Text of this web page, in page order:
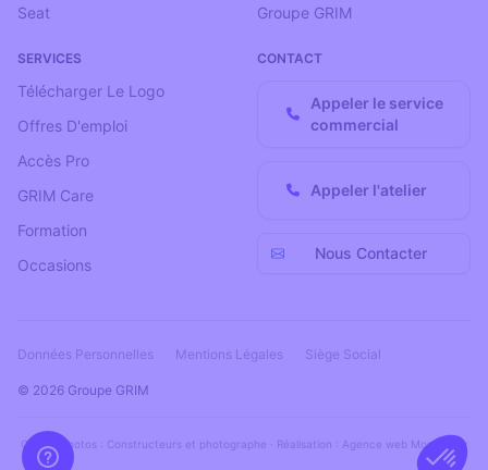
Seat
Groupe GRIM
SERVICES
Télécharger Le Logo
Offres D'emploi
Accès Pro
GRIM Care
Formation
Occasions
CONTACT
Appeler le service
commercial
Appeler l'atelier
Nous Contacter
Données Personnelles Mentions Légales Siège Social
© 2026 Groupe GRIM
Crédits photos: Constructeurs et photographe · Réalisation : Agence web Montpellier